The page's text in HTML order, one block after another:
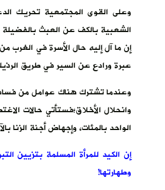
وعلى القوى المجتمعية تحريك
الشعبية بالكف عن العبث بالفضيلة
إن ما آل إليه حال الأسرة في الغرب
عبرة ورادع عن السير في طريق
وعندما تشترك هناك عوامل من
وانحلال الأخلاق؛فستأتي حالات
الواحد بالمئات، وإجهاض أجنة الزنا
إن الكيد للمرأة المسلمة بتزيين
وطهارتها!